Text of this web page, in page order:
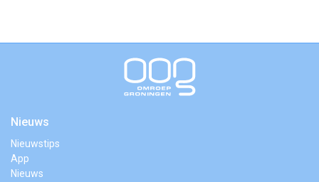
Nieuws
Nieuwstips
App
Nieuws